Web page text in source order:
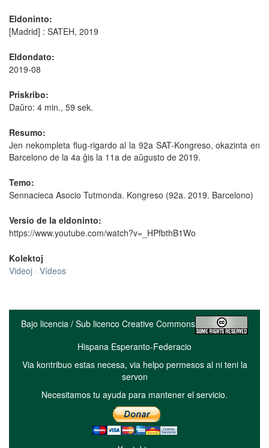
Eldoninto:
[Madrid] : SATEH, 2019
Eldondato:
2019-08
Priskribo:
Daŭro: 4 min., 59 sek.
Resumo:
Jen nekompleta flug-rigardo al la 92a SAT-Kongreso, okazinta en
Barcelono de la 4a ĝis la 11a de aŭgusto de 2019.
Temo:
Sennacieca Asocio Tutmonda. Kongreso (92a. 2019. Barcelono)
Versio de la eldoninto:
https://www.youtube.com/watch?v=_HPfbthB1Wo
Kolektoj
Videoj · Vídeos
Bajo licencia / Sub licenco Creative Commons
Hispana Esperanto-Federacio
Via kontribuo estas necesa, via helpo permesos al ni teni la
servon
Necesitamos tu ayuda para mantener el servicio.